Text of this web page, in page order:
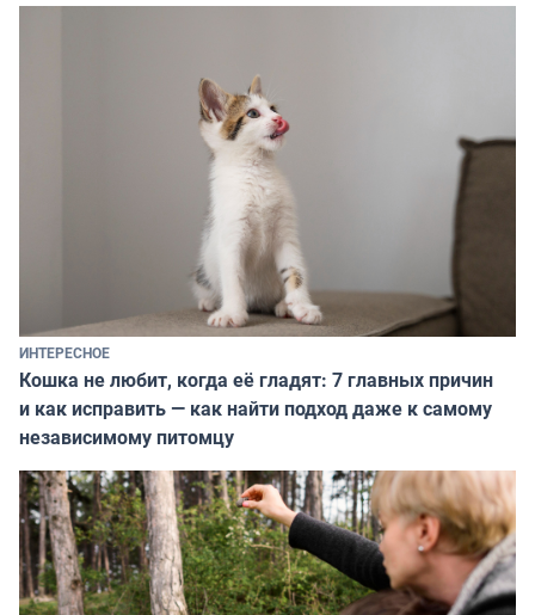
ИНТЕРЕСНОЕ
Кошка не любит, когда её гладят: 7 главных причин
и как исправить — как найти подход даже к самому
независимому питомцу